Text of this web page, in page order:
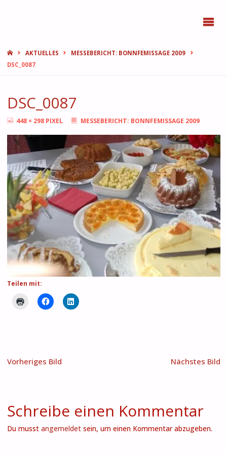
STARTAKTUELLES
MESSEBERICHT: BONNFEMISSAGE 2009
DSC_0087
DSC_0087
ORIGINALGRÖSSE
448 × 298 PIXEL MESSEBERICHT: BONNFEMISSAGE 2009
Teilen mit:
Vorheriges Bild Nächstes Bild
Schreibe einen Kommentar
Du musst angemeldetsein, um einen Kommentar abzugeben.